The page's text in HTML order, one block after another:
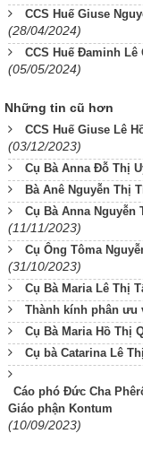
CCS Huế Giuse
(28/04/2024)
CCS Huế Đaminh Lê
(05/05/2024)
Những tin cũ hơn
CCS Huế Giuse Lê
(03/12/2023)
Cụ Bà Anna Đỗ Thị
Bà Anê Nguyễn Thị
Cụ Bà Anna
(11/11/2023)
Cụ Ông Tôma
(31/10/2023)
Cụ Bà Maria Lê Thị
Thành kính phân ưu
Cụ Bà Maria Hồ Thị
Cụ bà Catarina Lê
Cáo phó Đức Cha
Giáo phận Kontum
(10/09/2023)